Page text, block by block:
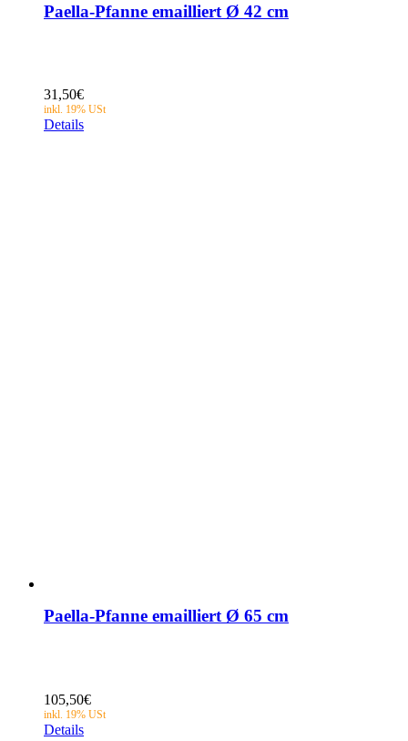
Paella-Pfanne emailliert Ø 42 cm
31,50€
Details
Paella-Pfanne emailliert Ø 65 cm
105,50€
Details